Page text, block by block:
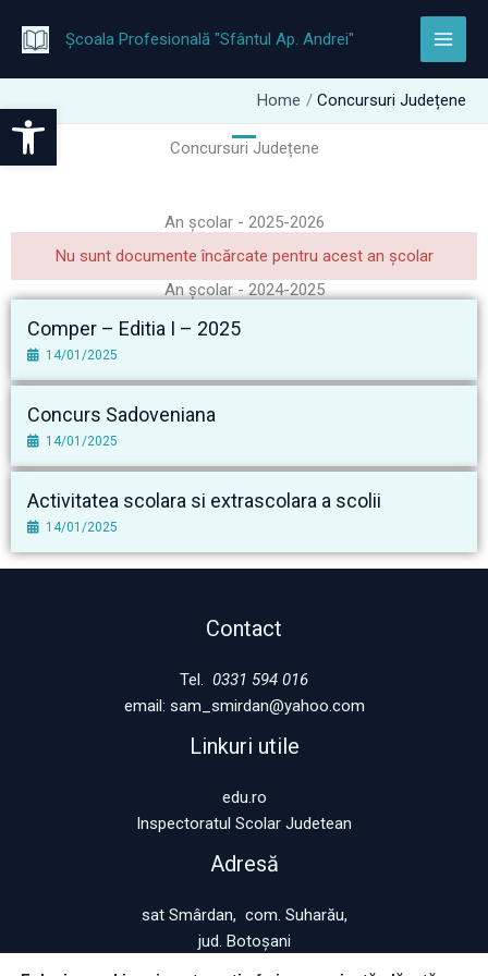
Open toolbar
Școala Profesională "Sfântul Ap. Andrei"
Home Concursuri Județene
Concursuri Județene
An școlar - 2025-2026
Nu sunt documente încărcate pentru acest an școlar
An școlar - 2024-2025
Comper – Editia I – 2025
14/01/2025
Concurs Sadoveniana
14/01/2025
Activitatea scolara si extrascolara a scolii
14/01/2025
Contact
Tel. 0331 594 016
email: sam_smirdan@yahoo.com
Linkuri utile
edu.ro
Inspectoratul Scolar Judetean
Adresă
sat Smârdan, com. Suharău,
jud. Botoșani